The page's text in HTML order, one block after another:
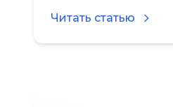
интересный
Читать статью